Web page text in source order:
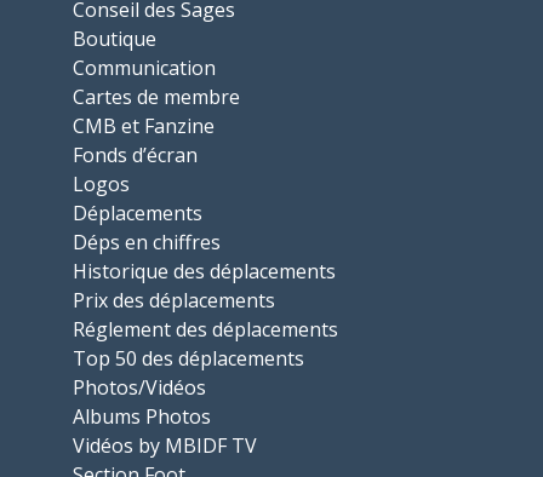
Conseil des Sages
Boutique
Communication
Cartes de membre
CMB et Fanzine
Fonds d’écran
Logos
Déplacements
Déps en chiffres
Historique des déplacements
Prix des déplacements
Réglement des déplacements
Top 50 des déplacements
Photos/Vidéos
Albums Photos
Vidéos by MBIDF TV